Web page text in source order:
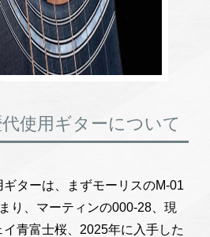
代使用ギターについて
ギターは、まずモーリスのM-01
り、マーティンの000-28、現
青富士桜、2025年に入手した